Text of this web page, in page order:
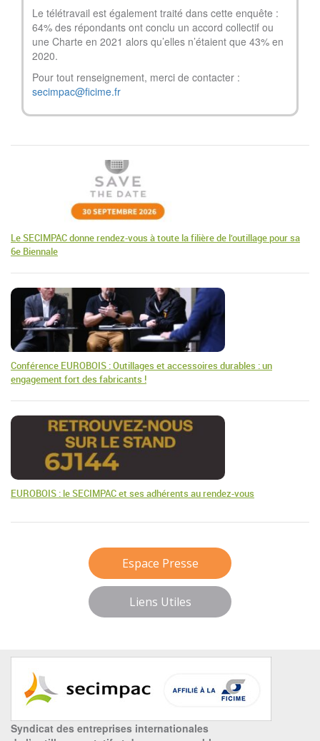
Le télétravail est également traité dans cette enquête :
64% des répondants ont conclu un accord collectif ou
une Charte en 2021 alors qu’elles n’étaient que 43% en
2020.
Pour tout renseignement, merci de contacter :
secimpac@ficime.fr
Le SECIMPAC donne rendez-vous à toute la filière de l’outillage pour sa
6e Biennale
Conférence EUROBOIS : Outillages et accessoires durables : un
engagement fort des fabricants !
EUROBOIS : le SECIMPAC et ses adhérents au rendez-vous
Espace Presse
Liens Utiles
Syndicat des entreprises internationales